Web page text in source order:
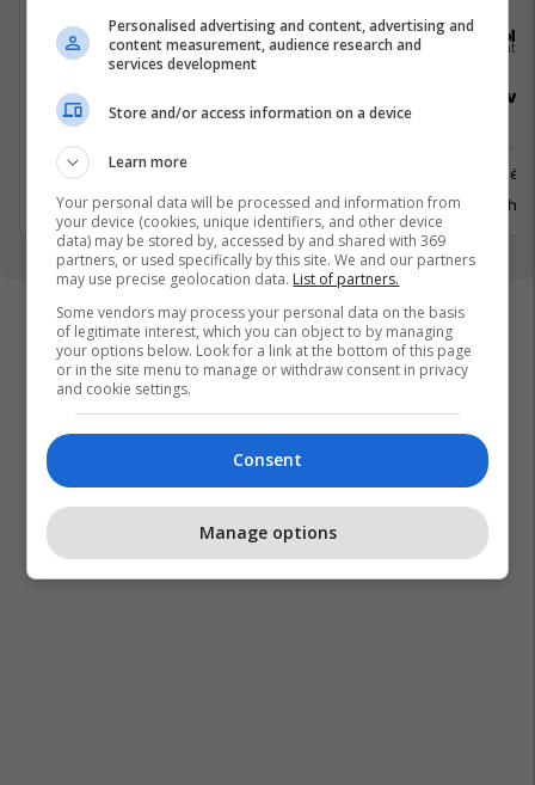
Elkos Group
Specialist Mishi (Kasap)
Ferizaj
3 Gusht 2026
Sales
Prishtinë
29 Gusht
Personalised advertising and content, advertising and
content measurement, audience research and
services development
Store and/or access information on a device
Learn more
Your personal data will be processed and information from
your device (cookies, unique identifiers, and other device
data) may be stored by, accessed by and shared with 369
partners, or used specifically by this site. We and our partners
may use precise geolocation data. List of partners.
Some vendors may process your personal data on the basis
of legitimate interest, which you can object to by managing
your options below. Look for a link at the bottom of this page
or in the site menu to manage or withdraw consent in privacy
and cookie settings.
Consent
Manage options